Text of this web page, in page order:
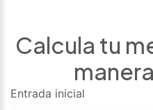
Calcula tu
Entrada inicial